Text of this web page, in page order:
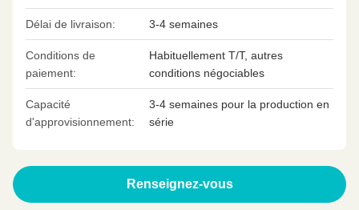
Délai de livraison: 3-4 semaines
Conditions de
paiement:
Habituellement T/T, autres
conditions négociables
Capacité
d'approvisionnement:
3-4 semaines pour la production en
série
Renseignez-vous